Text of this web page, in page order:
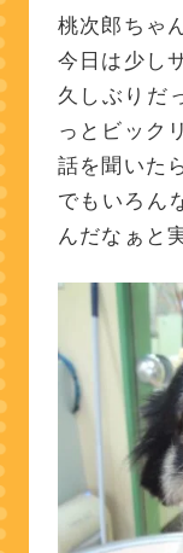
桃次郎ちゃ
今日は少し
久しぶりだ
っとビック
話を聞いた
でもいろん
んだなぁと